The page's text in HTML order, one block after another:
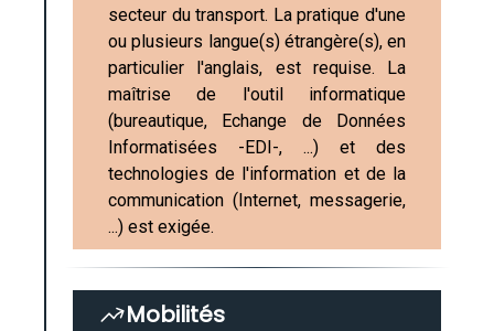
secteur du transport. La pratique d'une
ou plusieurs langue(s) étrangère(s), en
particulier l'anglais, est requise. La
maîtrise de l'outil informatique
(bureautique, Echange de Données
Informatisées -EDI-, ...) et des
technologies de l'information et de la
communication (Internet, messagerie,
...) est exigée.
Mobilités